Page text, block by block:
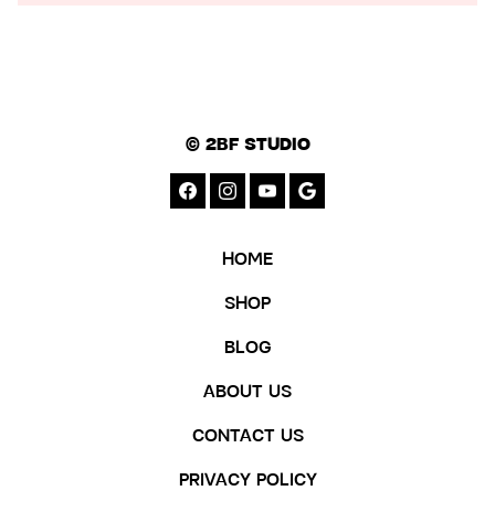
© 2BF STUDIO
HOME
SHOP
BLOG
ABOUT US
CONTACT US
PRIVACY POLICY